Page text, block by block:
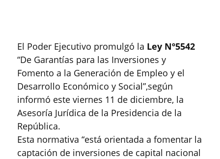
El Poder Ejecutivo promulgó la Ley Nº5542
“De Garantías para las Inversiones y
Fomento a la Generación de Empleo y el
Desarrollo Económico y Social”,según
informó este viernes 11 de diciembre, la
Asesoría Jurídica de la Presidencia de la
República.
Esta normativa “está orientada a fomentar la
captación de inversiones de capital nacional